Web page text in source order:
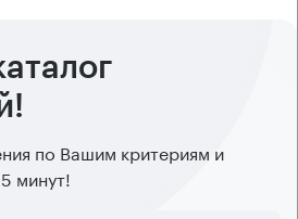
по Вашим критериям и
минут!